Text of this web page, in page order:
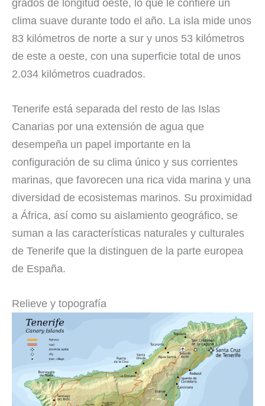
grados de longitud oeste, lo que le confiere un
clima suave durante todo el año. La isla mide unos
83 kilómetros de norte a sur y unos 53 kilómetros
de este a oeste, con una superficie total de unos
2.034 kilómetros cuadrados.
Tenerife está separada del resto de las Islas
Canarias por una extensión de agua que
desempeña un papel importante en la
configuración de su clima único y sus corrientes
marinas, que favorecen una rica vida marina y una
diversidad de ecosistemas marinos. Su proximidad
a África, así como su aislamiento geográfico, se
suman a las características naturales y culturales
de Tenerife que la distinguen de la parte europea
de España.
Relieve y topografía